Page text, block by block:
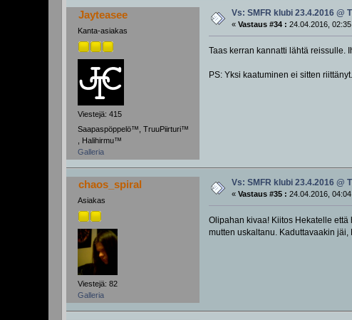
Jayteasee
Kanta-asiakas
Viestejä: 415
Saapaspöppelö™, TruuPiirturi™
, Halihirmu™
Galleria
Vs: SMFR klubi 23.4.2016 @
«Vastaus #34 : 24.04.2016,
Taas kerran kannatti lähtä reissulle.
PS: Yksi kaatuminen ei sitten
chaos_spiral
Asiakas
Viestejä: 82
Galleria
Vs: SMFR klubi 23.4.2016 @
«Vastaus #35 : 24.04.2016,
Olipahan kivaa! Kiitos Hekatelle
mutten uskaltanu. Kaduttavaakin jäi,